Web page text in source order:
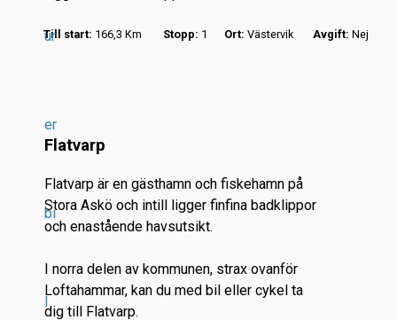
ur
er
bi
l
Till start: 166,3 Km Stopp: 1 Ort: Västervik Avgift: Nej
Flatvarp
Flatvarp är en gästhamn och fiskehamn på
Stora Askö och intill ligger finfina badklippor
och enastående havsutsikt.
I norra delen av kommunen, strax ovanför
Loftahammar, kan du med bil eller cykel ta
dig till Flatvarp.